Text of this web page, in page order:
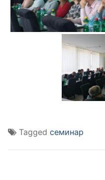
Tagged семинар